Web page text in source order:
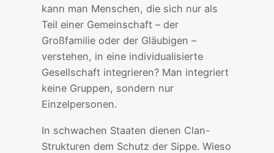
kann man Menschen, die sich nur als
Teil einer Gemeinschaft – der
Großfamilie oder der Gläubigen –
verstehen, in eine individualisierte
Gesellschaft integrieren? Man integriert
keine Gruppen, sondern nur
Einzelpersonen.
In schwachen Staaten dienen Clan-
Strukturen dem Schutz der Sippe. Wieso